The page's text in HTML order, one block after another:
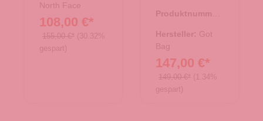
North Face
108,00 €*
155,00 €* (30.32%
gespart)
Produktnummer:
Hersteller: Got
Bag
147,00 €*
149,00 €* (1.34%
gespart)